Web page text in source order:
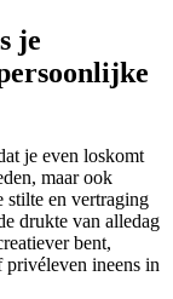
je
je even loskomt
maar ook
stilte en vertraging
drukte van alledag
bent,
ineens in